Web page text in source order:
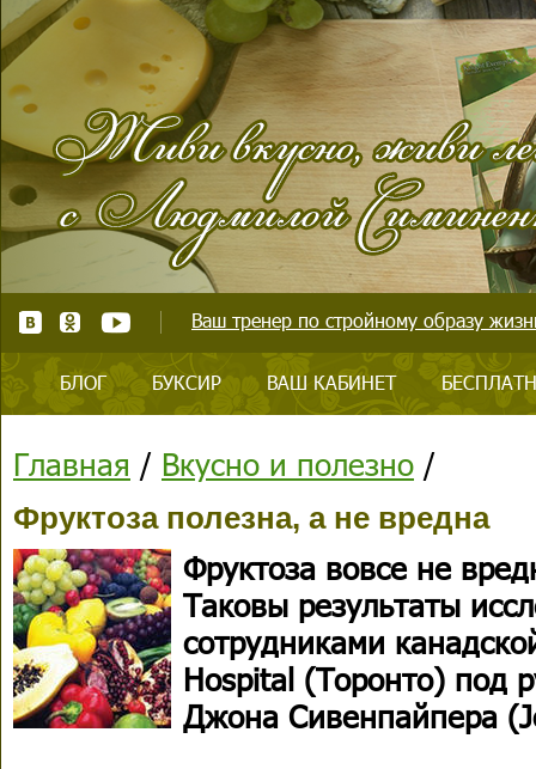
Ваш тренер по стройному образу
БЛОГ БУКСИР ВАШ КАБИНЕТ
Главная / Вкусно и полезно /
Фруктоза полезна, а не вредна
Фруктоза вовсе не
Таковы результаты
сотрудниками
Hospital (Торонто) под
Джона Сивенпайпера